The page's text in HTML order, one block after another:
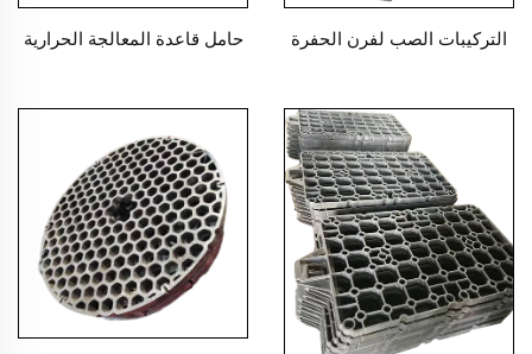
التركيبات الصب لفرن الحفرة حامل قاعدة المعالجة الحرارية